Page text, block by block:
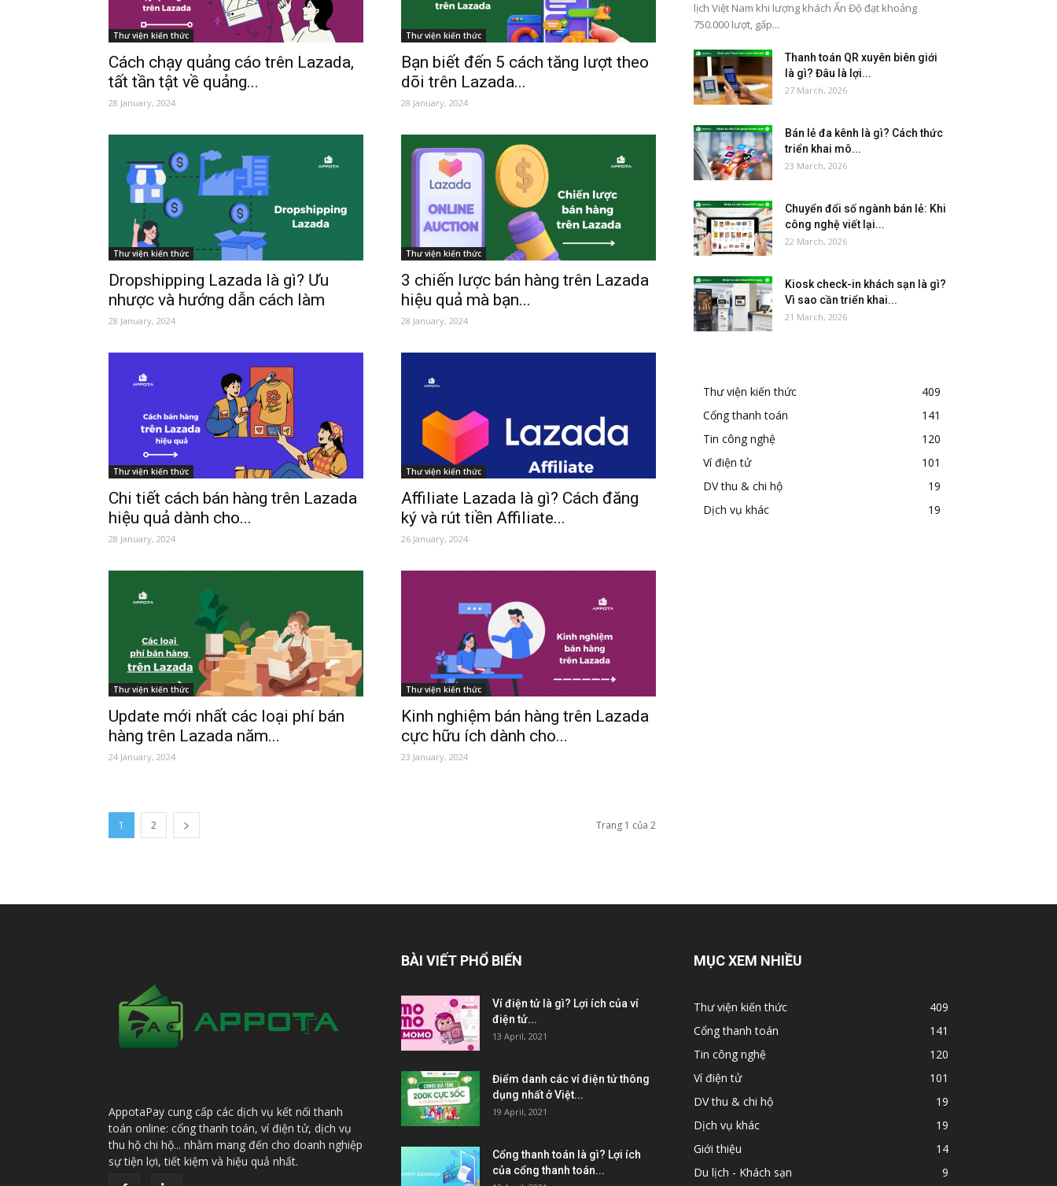
Thư viện kiến thức
Cách chạy quảng cáo trên Lazada,
tất tần tật về quảng...
28 January, 2024
Thư viện kiến thức
Bạn biết đến 5 cách tăng lượt theo
dõi trên Lazada...
28 January, 2024
Thư viện kiến thức
Dropshipping Lazada là gì? Ưu
nhược và hướng dẫn cách làm
28 January, 2024
Thư viện kiến thức
3 chiến lược bán hàng trên Lazada
hiệu quả mà bạn...
28 January, 2024
Thư viện kiến thức
Chi tiết cách bán hàng trên Lazada
hiệu quả dành cho...
28 January, 2024
Thư viện kiến thức
Affiliate Lazada là gì? Cách đăng
ký và rút tiền Affiliate...
26 January, 2024
Thư viện kiến thức
Update mới nhất các loại phí bán
hàng trên Lazada năm...
24 January, 2024
Thư viện kiến thức
Kinh nghiệm bán hàng trên Lazada
cực hữu ích dành cho...
23 January, 2024
1 2 Trang 1 của 2
lịch Việt Nam khi lượng khách Ấn Độ đạt khoảng
750.000 lượt, gấp...
Thanh toán QR xuyên biên giới
là gì? Đâu là lợi...
27 March, 2026
Bán lẻ đa kênh là gì? Cách thức
triển khai mô...
23 March, 2026
Chuyển đổi số ngành bán lẻ: Khi
công nghệ viết lại...
22 March, 2026
Kiosk check-in khách sạn là gì?
Vì sao cần triển khai...
21 March, 2026
Thư viện kiến thức
409
Cổng thanh toán
141
Tin công nghệ
120
Ví điện tử
101
DV thu & chi hộ
19
Dịch vụ khác
19
AppotaPay cung cấp các dịch vụ kết nối thanh
toán online: cổng thanh toán, ví điện tử, dịch vụ
thu hộ chi hộ... nhằm mang đến cho doanh nghiệp
sự tiện lợi, tiết kiệm và hiệu quả nhất.
BÀI VIẾT PHỔ BIẾN
Ví điện tử là gì? Lợi ích của ví
điện tử...
13 April, 2021
Điểm danh các ví điện tử thông
dụng nhất ở Việt...
19 April, 2021
Cổng thanh toán là gì? Lợi ích
của cổng thanh toán...
MỤC XEM NHIỀU
Thư viện kiến thức
409
Cổng thanh toán
141
Tin công nghệ
120
Ví điện tử
101
DV thu & chi hộ
19
Dịch vụ khác
19
Giới thiệu
14
Du lịch - Khách sạn
9